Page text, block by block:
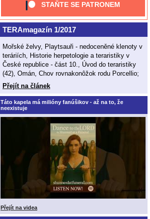
STAŇTE SE PATRONEM
TERAmagazín 1/2017
Mořské želvy, Playtsauři - nedoceněné klenoty v
teráriích, Historie herpetologie a teraristiky v
České republice - část 10., Úvod do teraristiky
(42), Omán, Chov rovnakonôžok rodu Porcellio;
Přejít na článek
Táto kapela má milióny fanúšikov - až na to, že
neexistuje
Přejít na videa